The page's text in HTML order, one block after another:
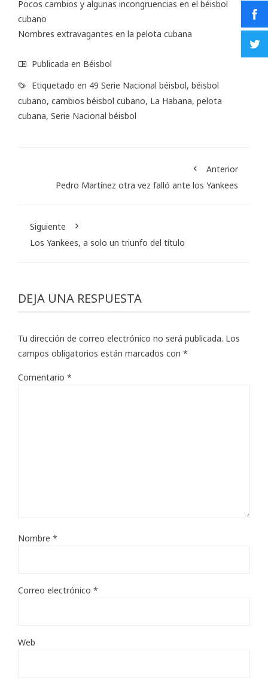
Pocos cambios y algunas incongruencias en el béisbol
cubano
Nombres extravagantes en la pelota cubana
Publicada en Béisbol
Etiquetado en 49 Serie Nacional béisbol, béisbol
cubano, cambios béisbol cubano, La Habana, pelota
cubana, Serie Nacional béisbol
Anterior
Pedro Martínez otra vez falló ante los Yankees
Siguiente
Los Yankees, a solo un triunfo del título
DEJA UNA RESPUESTA
Tu dirección de correo electrónico no será publicada. Los
campos obligatorios están marcados con *
Comentario *
Nombre *
Correo electrónico *
Web